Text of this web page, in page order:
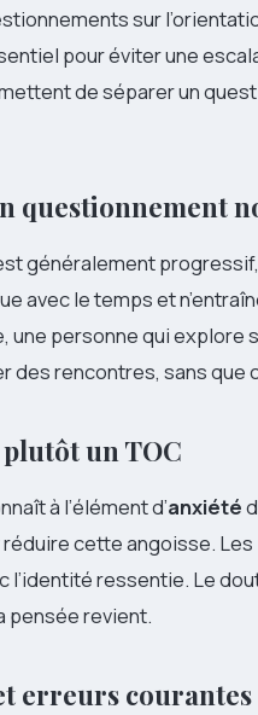
sur
pour éviter une
de séparer un
questionnement
généralement
avec le temps et
une personne qui
des rencontres, sans que
un TOC
à l’élément d’anxiété
cette angoisse.
ressentie. Le
pensée revient.
erreurs courantes